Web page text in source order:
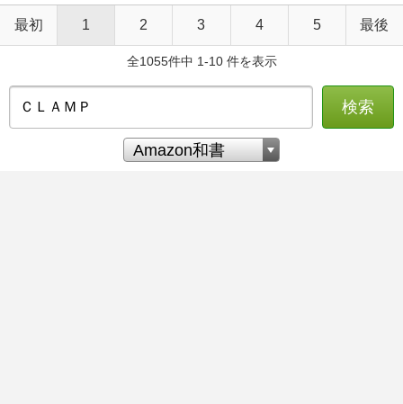
最初 1 2 3 4 5 最後
全1055件中 1-10 件を表示
検索